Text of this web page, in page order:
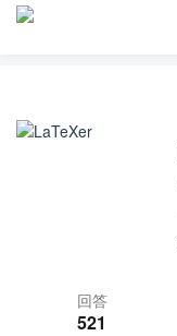
回答
521